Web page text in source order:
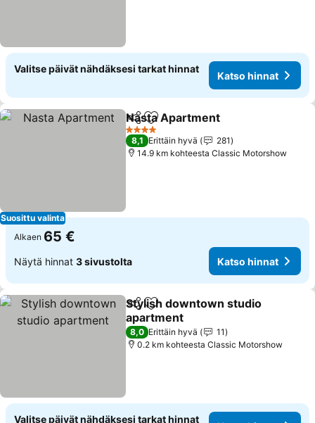
Valitse päivät nähdäksesi tarkat hinnat
Katso hinnat
Suosittu valinta
Jaa Lisää suosikkeihin
Nasta Apartment
4 Tähtiluokitus
8,1 Erittäin hyvä
281
14.9 km kohteesta Classic Motorshow
Alkaen 65 €
Näytä hinnat 3 sivustolta Katso hinnat
Jaa Lisää suosikkeihin
Stylish downtown studio
apartment
Katso hinnat
8,0 Erittäin hyvä
11
0.2 km kohteesta Classic Motorshow
Valitse päivät nähdäksesi tarkat hinnat